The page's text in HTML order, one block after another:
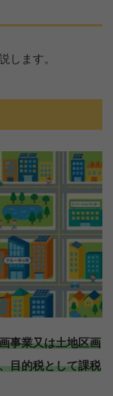
します。
事業又は土地区画
目的税として課税